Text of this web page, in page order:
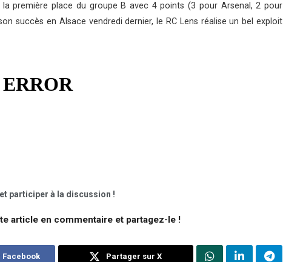
première place du groupe B avec 4 points (3 pour Arsenal, 2 pour
succès en Alsace vendredi dernier, le RC Lens réalise un bel exploit
participer à la discussion !
article en commentaire et partagez-le !
Partager sur X